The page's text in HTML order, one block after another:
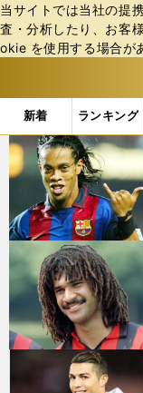
当サイトでは当社の提
査・分析したり、お客
okie を使⽤する場合が
新着 ランキング
b
ス
ポ
ル
ー
バ
「#ライカー